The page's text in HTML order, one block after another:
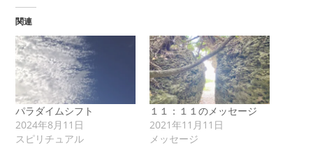
関連
パラダイムシフト
2024年8月11日
スピリチュアル
１１：１１のメッセージ
2021年11月11日
メッセージ